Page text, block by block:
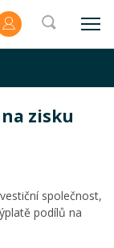
zisku
společnost,
podílů na